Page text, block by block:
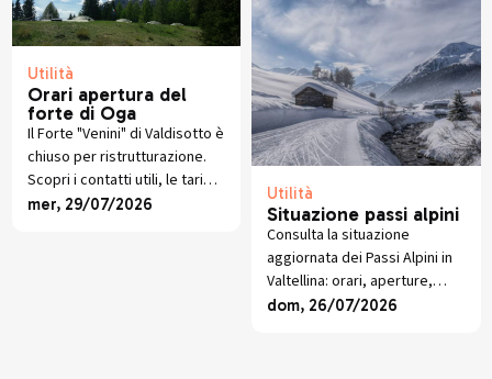
Utilità
Orari apertura del
forte di Oga
Il Forte "Venini" di Valdisotto è
chiuso per ristrutturazione.
Scopri i contatti utili, le tariffe
aggiornate e rimani informato
mer, 29/07/2026
Utilità
Situazione passi alpini
Consulta la situazione
aggiornata dei Passi Alpini in
Valtellina: orari, aperture,
chiusure stagionali e divieti
dom, 26/07/2026